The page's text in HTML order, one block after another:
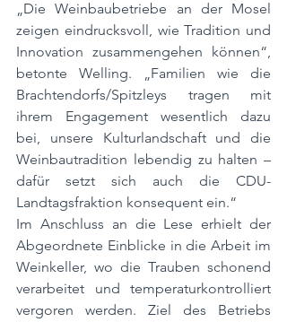
„Die Weinbaubetriebe an der Mosel
zeigen eindrucksvoll, wie Tradition und
Innovation zusammengehen können“,
betonte Welling. „Familien wie die
Brachtendorfs/Spitzleys tragen mit
ihrem Engagement wesentlich dazu
bei, unsere Kulturlandschaft und die
Weinbautradition lebendig zu halten –
dafür setzt sich auch die CDU-
Landtagsfraktion konsequent ein.“
Im Anschluss an die Lese erhielt der
Abgeordnete Einblicke in die Arbeit im
Weinkeller, wo die Trauben schonend
verarbeitet und temperaturkontrolliert
vergoren werden. Ziel des Betriebs